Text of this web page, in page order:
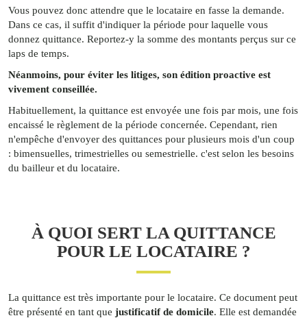
Vous pouvez donc attendre que le locataire en fasse la demande.
Dans ce cas, il suffit d'indiquer la période pour laquelle vous
donnez quittance. Reportez-y la somme des montants perçus sur ce
laps de temps.
Néanmoins, pour éviter les litiges, son édition proactive est
vivement conseillée.
Habituellement, la quittance est envoyée une fois par mois, une fois
encaissé le règlement de la période concernée. Cependant, rien
n'empêche d'envoyer des quittances pour plusieurs mois d'un coup
: bimensuelles, trimestrielles ou semestrielle. c'est selon les besoins
du bailleur et du locataire.
À QUOI SERT LA QUITTANCE
POUR LE LOCATAIRE ?
La quittance est très importante pour le locataire. Ce document peut
être présenté en tant que justificatif de domicile. Elle est demandée